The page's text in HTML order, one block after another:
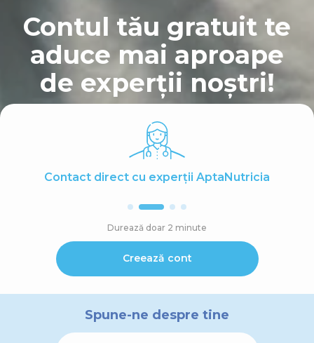
Contul tău gratuit te
aduce mai aproape
de experții noștri!
Contact direct cu experții AptaNutricia
Durează doar 2 minute
Creează cont
Spune-ne despre tine